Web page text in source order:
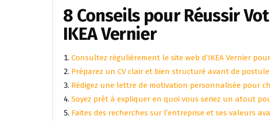
8 Conseils pour Réussir
IKEA Vernier
Consultez régulièrement le site web d’IKEA Vernier
Préparez un CV clair et bien structuré avant de
Rédigez une lettre de motivation personnalisée pour
Soyez prêt à expliquer en quoi vous seriez un atout
Faites des recherches sur l’entreprise et ses valeurs